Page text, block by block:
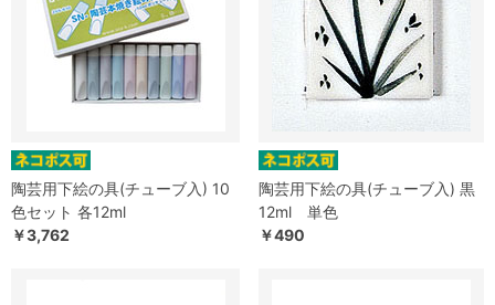
陶芸用下絵の具(チューブ入) 10
色セット 各12ml
￥3,762
陶芸用下絵の具(チューブ入) 黒
12ml 単色
￥490